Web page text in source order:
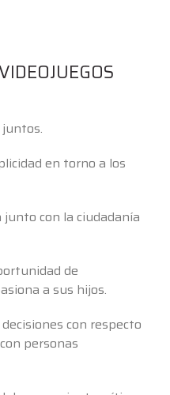
en torno a los
con la ciudadanía
de
a sus hijos.
con respecto
personas